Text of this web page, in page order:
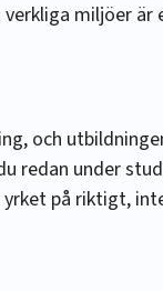
miljöer är
och
redan under
på riktigt,